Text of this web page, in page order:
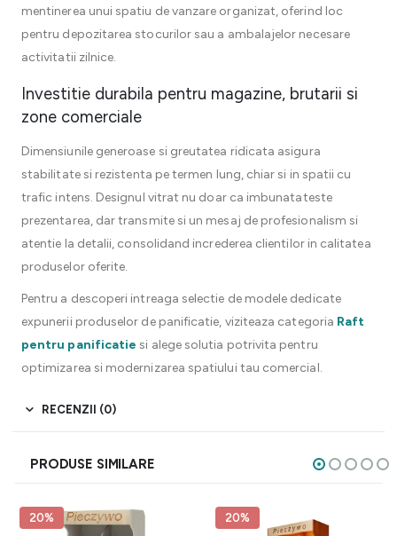
mentinerea unui spatiu de vanzare organizat, oferind loc
pentru depozitarea stocurilor sau a ambalajelor necesare
activitatii zilnice.
Investitie durabila pentru magazine, brutarii si
zone comerciale
Dimensiunile generoase si greutatea ridicata asigura
stabilitate si rezistenta pe termen lung, chiar si in spatii cu
trafic intens. Designul vitrat nu doar ca imbunatateste
prezentarea, dar transmite si un mesaj de profesionalism si
atentie la detalii, consolidand increderea clientilor in calitatea
produselor oferite.
Pentru a descoperi intreaga selectie de modele dedicate
expunerii produselor de panificatie, viziteaza categoria Raft
pentru panificatie si alege solutia potrivita pentru
optimizarea si modernizarea spatiului tau comercial.
RECENZII (0)
PRODUSE SIMILARE
20% 20%